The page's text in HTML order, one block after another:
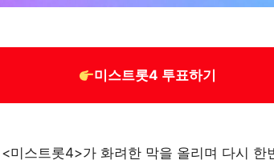
미스트롯4 투표하기
미스트롯4>가 화려한 막을 올리며 다시 한